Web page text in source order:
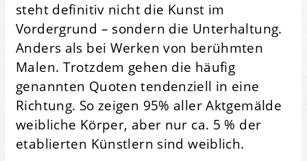
steht definitiv nicht die Kunst im
Vordergrund – sondern die Unterhaltung.
Anders als bei Werken von berühmten
Malen. Trotzdem gehen die häufig
genannten Quoten tendenziell in eine
Richtung. So zeigen 95% aller Aktgemälde
weibliche Körper, aber nur ca. 5 % der
etablierten Künstlern sind weiblich.